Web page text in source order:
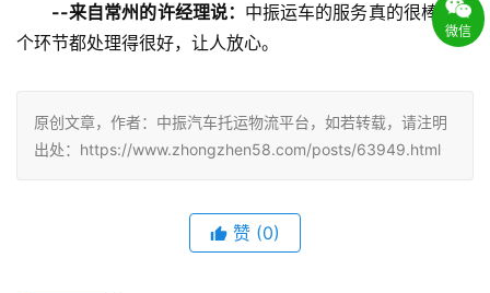
--来自常州的许经理说： 中振运车的服务真的很棒，每
个环节都处理得很好，让人放心。
原创文章，作者：中振汽车托运物流平台，如若转载，请注明
出处：https://www.zhongzhen58.com/posts/63949.html
赞 (0)
微信